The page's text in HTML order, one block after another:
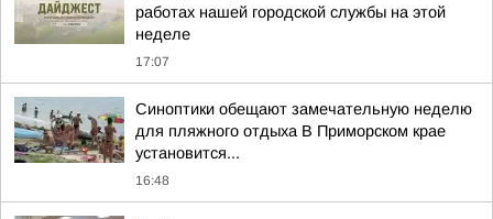
работах нашей городской службы на этой
неделе
17:07
Синоптики обещают замечательную неделю
для пляжного отдыха В Приморском крае
установится...
16:48